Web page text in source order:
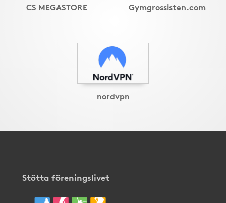
CS MEGASTORE Gymgrossisten.com
nordvpn
Stötta föreningslivet